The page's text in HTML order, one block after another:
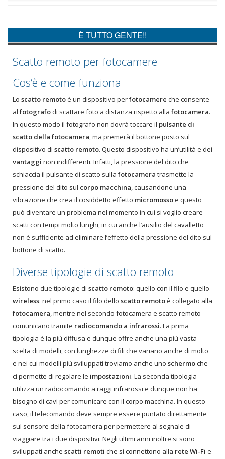
È TUTTO GENTE!!
Scatto remoto per fotocamere
Cos’è e come funziona
Lo scatto remotoè un dispositivo perfotocamere che consente
al fotografo di scattare foto a distanza rispetto alla fotocamera.
In questo modo il fotografo non dovrà toccare il pulsante di
scatto della fotocamera, ma premerà il bottone posto sul
dispositivo di scatto remoto. Questo dispositivo ha un’utilità e dei
vantaggi non indifferenti. Infatti, la pressione del dito che
schiaccia il pulsante di scatto sulla fotocamera trasmette la
pressione del dito sul corpo macchina, causandone una
vibrazione che crea il cosiddetto effetto micromossoe questo
può diventare un problema nel momento in cui si voglio creare
scatti con tempi molto lunghi, in cui anche l’ausilio del cavalletto
non è sufficiente ad eliminare l’effetto della pressione del dito sul
bottone di scatto.
Diverse tipologie di scatto remoto
Esistono due tipologie di scatto remoto: quello con il filo e quello
wireless: nel primo caso il filo dello scatto remotoè collegato alla
fotocamera, mentre nel secondo fotocamera e scatto remoto
comunicano tramite radiocomando a infrarossi. La prima
tipologia è la più diffusa e dunque offre anche una più vasta
scelta di modelli, con lunghezze di fili che variano anche di molto
e nei cui modelli più sviluppati troviamo anche uno schermoche
ci permette di regolare le impostazioni. La seconda tipologia
utilizza un radiocomando a raggi infrarossi e dunque non ha
bisogno di cavi per comunicare con il corpo macchina. In questo
caso, il telecomando deve sempre essere puntato direttamente
sul sensore della fotocamera per permettere al segnale di
viaggiare tra i due dispositivi. Negli ultimi anni inoltre si sono
sviluppati anche scatti remoti che si connettono alla rete Wi-Fi e